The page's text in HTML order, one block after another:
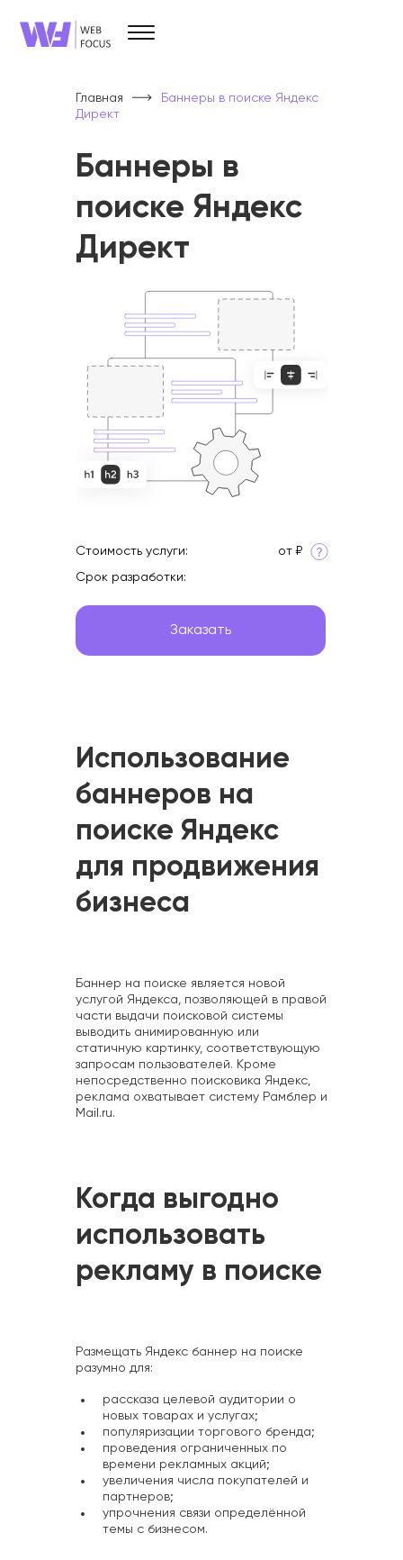
О компании
Вопрос/ответ
Интересное
Услуги
Разработка сайтов
Прочие услуги
Главная
Баннеры в поиске Яндекс
Директ
Баннеры в
поиске Яндекс
Директ
Стоимость услуги: от ₽
Срок разработки:
Заказать
Использование
баннеров на
поиске Яндекс
для продвижения
бизнеса
Баннер на поиске является новой
услугой Яндекса, позволяющей в правой
части выдачи поисковой системы
выводить анимированную или
статичную картинку, соответствующую
запросам пользователей. Кроме
непосредственно поисковика Яндекс,
реклама охватывает систему Рамблер и
Mail.ru.
Когда выгодно
использовать
рекламу в поиске
Размещать Яндекс баннер на поиске
разумно для:
рассказа целевой аудитории о
новых товарах и услугах;
популяризации торгового бренда;
проведения ограниченных по
времени рекламных акций;
увеличения числа покупателей и
партнеров;
упрочнения связи определённой
темы с бизнесом.